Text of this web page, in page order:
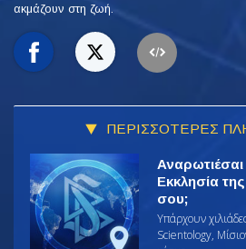
ακμάζουν στη ζωή.
ΠΕΡΙΣΣΟΤΕΡΕΣ
Εκκλησία
σου;
Υπάρχουν
Scientology,